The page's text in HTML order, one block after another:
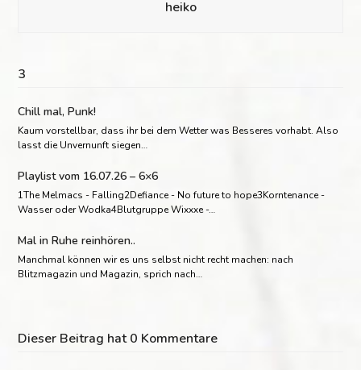
heiko
3
Chill mal, Punk!
Kaum vorstellbar, dass ihr bei dem Wetter was Besseres vorhabt. Also
lasst die Unvernunft siegen…
Playlist vom 16.07.26 – 6×6
1The Melmacs - Falling2Defiance - No future to hope3Korntenance -
Wasser oder Wodka4Blutgruppe Wixxxe -…
Mal in Ruhe reinhören..
Manchmal können wir es uns selbst nicht recht machen: nach
Blitzmagazin und Magazin, sprich nach…
Dieser Beitrag hat 0 Kommentare